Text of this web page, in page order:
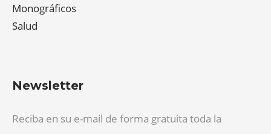
Monográficos
Salud
Newsletter
Reciba en su e-mail de forma gratuita toda la